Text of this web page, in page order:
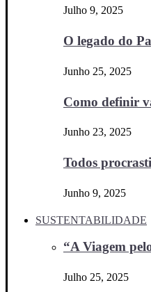
Julho 9, 2025
O legado do
Junho 25, 2025
Como definir
Junho 23, 2025
Todos
Junho 9, 2025
SUSTENTABILIDADE
“A Viagem
Julho 25, 2025